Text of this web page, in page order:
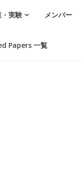
実験 メンバー
Papers 一覧